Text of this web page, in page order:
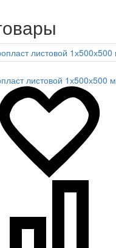
листовой 1х500х500